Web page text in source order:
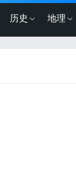
历史 地理